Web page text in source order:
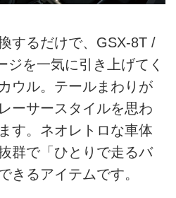
するだけで、GSX-8T /
ジを一気に引き上げてく
ウル。テールまわりが
ーサースタイルを思わ
す。ネオレトロな車体
群で「ひとりで走るバ
きるアイテムです。